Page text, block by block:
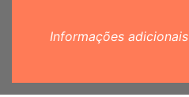
Informações adicionais